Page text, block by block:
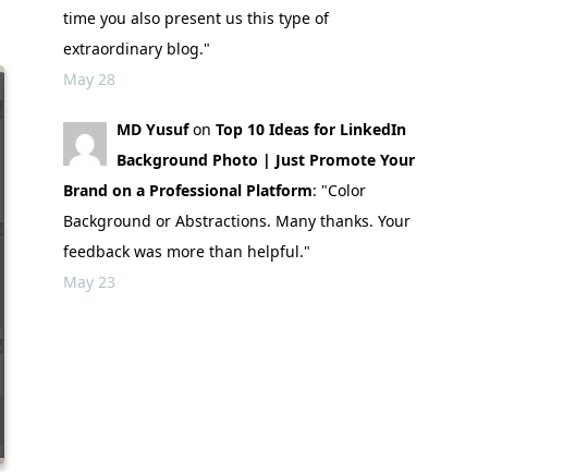
time you also present us this type of
extraordinary blog."
May 28
MD Yusufon Top 10 Ideas for LinkedIn
Background Photo | Just Promote Your
Brand on a Professional Platform: "Color
Background or Abstractions. Many thanks. Your
feedback was more than helpful."
May 23